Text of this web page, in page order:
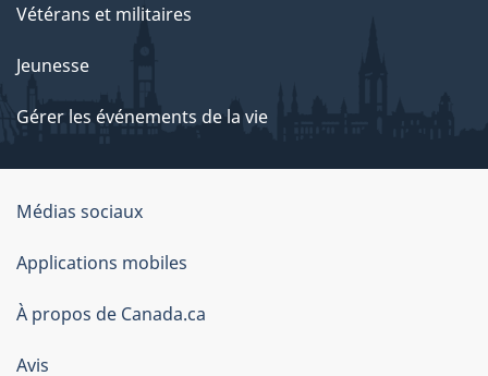
Vétérans et militaires
Jeunesse
Gérer les événements de la vie
Organisation
du
gouvernement
du
Canada
Médias sociaux
Applications mobiles
À propos de Canada.ca
Avis